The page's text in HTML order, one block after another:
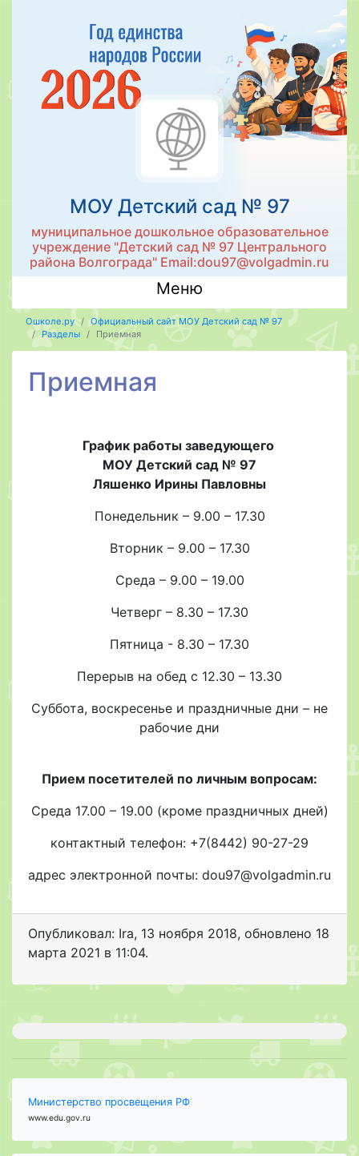
МОУ Детский сад № 97
муниципальное дошкольное образовательное
учреждение "Детский сад № 97 Центрального
района Волгограда" Email:dou97@volgadmin.ru
Меню
Ошколе.ру
Официальный сайт МОУ Детский сад № 97
Разделы
Приемная
Приемная
График работы заведующего
МОУ Детский сад № 97
Ляшенко Ирины Павловны
Понедельник – 9.00 – 17.30
Вторник – 9.00 – 17.30
Среда – 9.00 – 19.00
Четверг – 8.30 – 17.30
Пятница - 8.30 – 17.30
Перерыв на обед с 12.30 – 13.30
Суббота, воскресенье и праздничные дни – не
рабочие дни
Прием посетителей по личным вопросам:
Среда 17.00 – 19.00 (кроме праздничных дней)
контактный телефон: +7(8442) 90-27-29
адрес электронной почты: dou97@volgadmin.ru
Опубликовал: Ira, 13 ноября 2018, обновлено 18
марта 2021 в 11:04.
Министерство просвещения РФ
www.edu.gov.ru